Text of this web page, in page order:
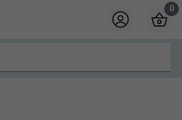
0